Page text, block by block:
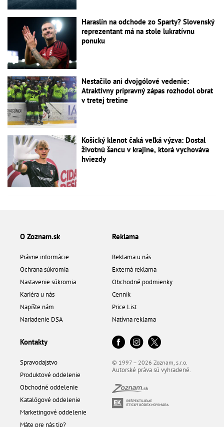
Haraslín na odchode zo Sparty? Slovenský
reprezentant má na stole lukratívnu
ponuku
Nestačilo ani dvojgólové vedenie:
Atraktívny prípravný zápas rozhodol obrat
v tretej tretine
Košický klenot čaká veľká výzva: Dostal
životnú šancu v krajine, ktorá vychováva
hviezdy
O Zoznam.sk
Právne informácie
Ochrana súkromia
Nastavenie súkromia
Kariéra u nás
Napíšte nám
Nariadenie DSA
Reklama
Reklama u nás
Externá reklama
Obchodné podmienky
Cenník
Price List
Natívna reklama
Kontakty
Spravodajstvo
Produktové oddelenie
Obchodné oddelenie
Katalógové oddelenie
Marketingové oddelenie
Máte pre nás tip?
© 1997 – 2026 Zoznam, s.r.o.
Autorské práva sú vyhradené.